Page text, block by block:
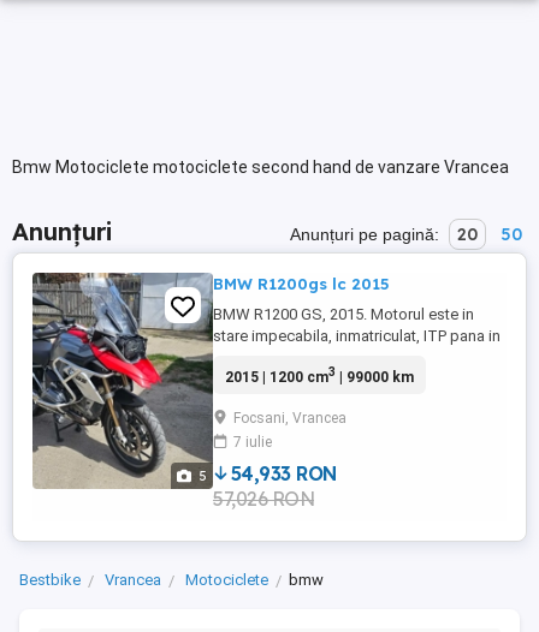
Bmw Motociclete motociclete second hand de vanzare Vrancea
Anunțuri Anunțuri pe pagină: 20 50
5
BMW R1200gs lc 2015
BMW R1200 GS, 2015. Motorul este in
stare impecabila, inmatriculat, ITP pana in
investitie. ABS, ESP, proiectoare,
far led, pilot automat, parbriz touring,
topcase, sidecase, crashbar partea
superioara si inferioara ...
2015 | 1200 cm3 | 99000 km
Focsani, Vrancea
7 iulie
54,933 RON
57,026 RON
Bestbike Vrancea Motociclete bmw